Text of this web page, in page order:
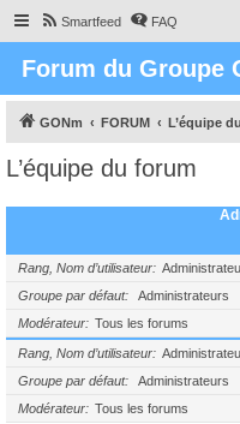
Smartfeed FAQ
Forum du Groupe
GONm FORUM L’équipe
L’équipe du forum
Rang, Nom d’utilisateur
Groupe par défaut
Administrateurs
Modérateur
Tous les forums
Rang, Nom d’utilisateur
Groupe par défaut
Administrateurs
Modérateur
Tous les forums